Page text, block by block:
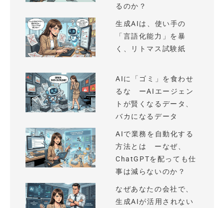
るのか？
生成AIは、使い手の
「言語化能力」を暴
く、リトマス試験紙
AIに「ゴミ」を食わせ
るな ーAIエージェン
トが賢くなるデータ、
バカになるデータ
AIで業務を自動化する
方法とは ーなぜ、
ChatGPTを配っても仕
事は減らないのか？
なぜあなたの会社で、
生成AIが活用されない